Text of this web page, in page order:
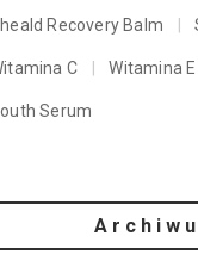
Recovery Balm
C Witamina E
Serum